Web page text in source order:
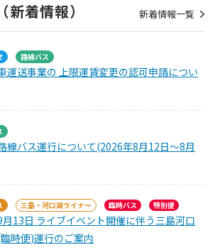
新着情報） 新着情報一覧
路線バス
運送事業の 上限運賃変更の認可申請につい
線バス運行について(2026年8月12日～8月
三島・河口湖ライナー 臨時バス 特別便
13日 ライブイベント開催に伴う三島河口
時便)運行のご案内